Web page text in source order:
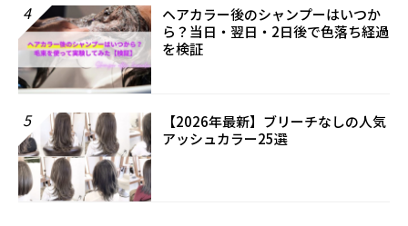
4
ヘアカラー後のシャンプーはいつか
ら？当日・翌日・2日後で色落ち経過
を検証
5
【2026年最新】ブリーチなしの人気
アッシュカラー25選